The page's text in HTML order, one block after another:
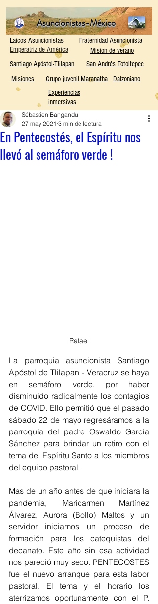
Asuncionistas-México
Laicos Asuncionistas
Fraternidad Asuncionista
Emperatriz de América
Mision de verano
Santiago Apóstol-Tlilapan
San Andrés Totoltepec
Misiones
Grupo juvenil Maranatha
Dalzoniano
Experiencias
inmersivas
En Pentecostés, el Espíritu nos
llevó al semáforo verde !
Sébastien Bangandu
27 may 2021 3 min de lectura
Rafael
La parroquia asuncionista Santiago
Apóstol de Tlilapan - Veracruz se haya
en semáforo verde, por haber
disminuido radicalmente los contagios
de COVID. Ello permitió que el pasado
sábado 22 de mayo regresáramos a la
parroquia del padre Oswaldo García
Sánchez para brindar un retiro con el
tema del Espíritu Santo a los miembros
del equipo pastoral.
Mas de un año antes de que iniciara la
pandemia, Maricarmen Martínez
Álvarez, Aurora (Bollo) Maltos y un
servidor iniciamos un proceso de
formación para los catequistas del
decanato. Este año sin esa actividad
nos pareció muy seco. PENTECOSTES
fue el nuevo arranque para esta labor
pastoral. El tema y el horario los
aterrizamos oportunamente con el P.